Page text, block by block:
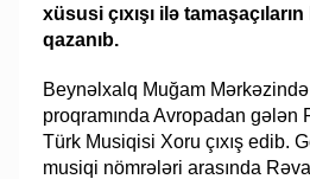
xüsusi çıxışı ilə
qazanıb.
Beynəlxalq Muğam
proqramında Avropadan gələn
Türk Musiqisi Xoru çıxış edib.
musiqi nömrələri arasında